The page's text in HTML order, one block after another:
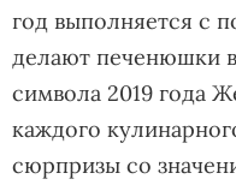
год выполняется с
делают печенюшки
символа 2019 года
каждого
сюрпризы со